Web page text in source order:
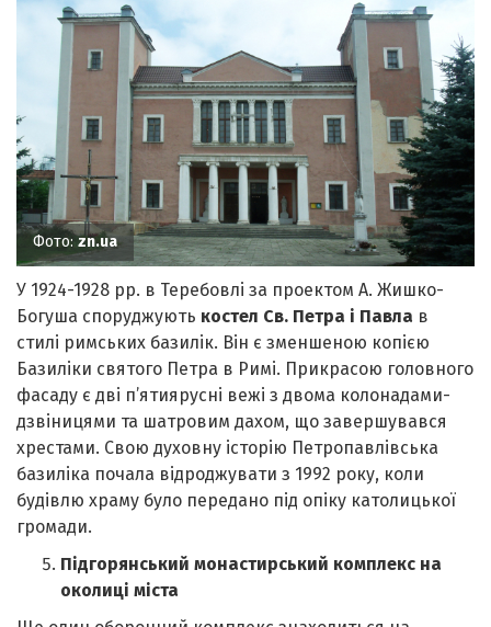
Фото:zn.ua
У 1924-1928 рр. в Теребовлі за проектом А. Жишко-
Богуша споруджують костел Св. Петра і Павла в
стилі римських базилік. Він є зменшеною копією
Базиліки святого Петра в Римі. Прикрасою головного
фасаду є дві п’ятиярусні вежі з двома колонадами-
дзвіницями та шатровим дахом, що завершувався
хрестами. Свою духовну історію Петропавлівська
базиліка почала відроджувати з 1992 року, коли
будівлю храму було передано під опіку католицької
громади.
Підгорянський монастирський комплекс на
околиці міста